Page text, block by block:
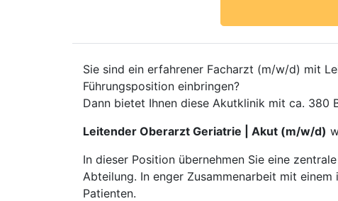
Sie sind ein erfahrener Facharzt (m/w/d) mit
Führungsposition einbringen?
Dann bietet Ihnen diese Akutklinik mit ca. 380
Leitender Oberarzt Geriatrie | Akut (m/w/d)
In dieser Position übernehmen Sie eine
Abteilung. In enger Zusammenarbeit mit
Patienten.